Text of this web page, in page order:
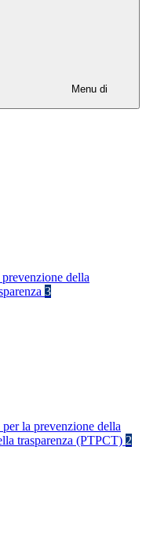
Menu di
della
3
la prevenzione della
trasparenza (PTPCT) 2